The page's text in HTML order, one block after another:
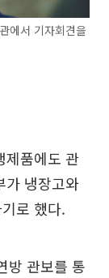
에서 기자회견을
제품에도 관
가 냉장고와
로 했다.
방 관보를 통